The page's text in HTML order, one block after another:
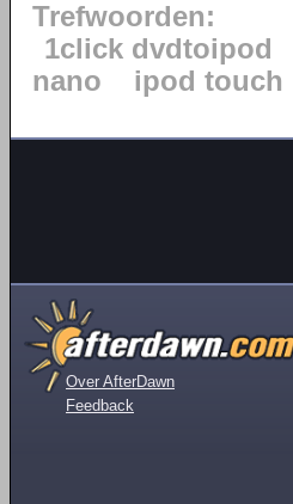
Trefwoorden:
1click dvdtoipod
nano
ipod touch
Over AfterDawn
Feedback